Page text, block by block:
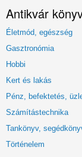
Antikvár
Életmód, egészség
Gasztronómia
Hobbi
Kert és lakás
Pénz, befektetés,
Számítástechnika
Tankönyv,
Történelem